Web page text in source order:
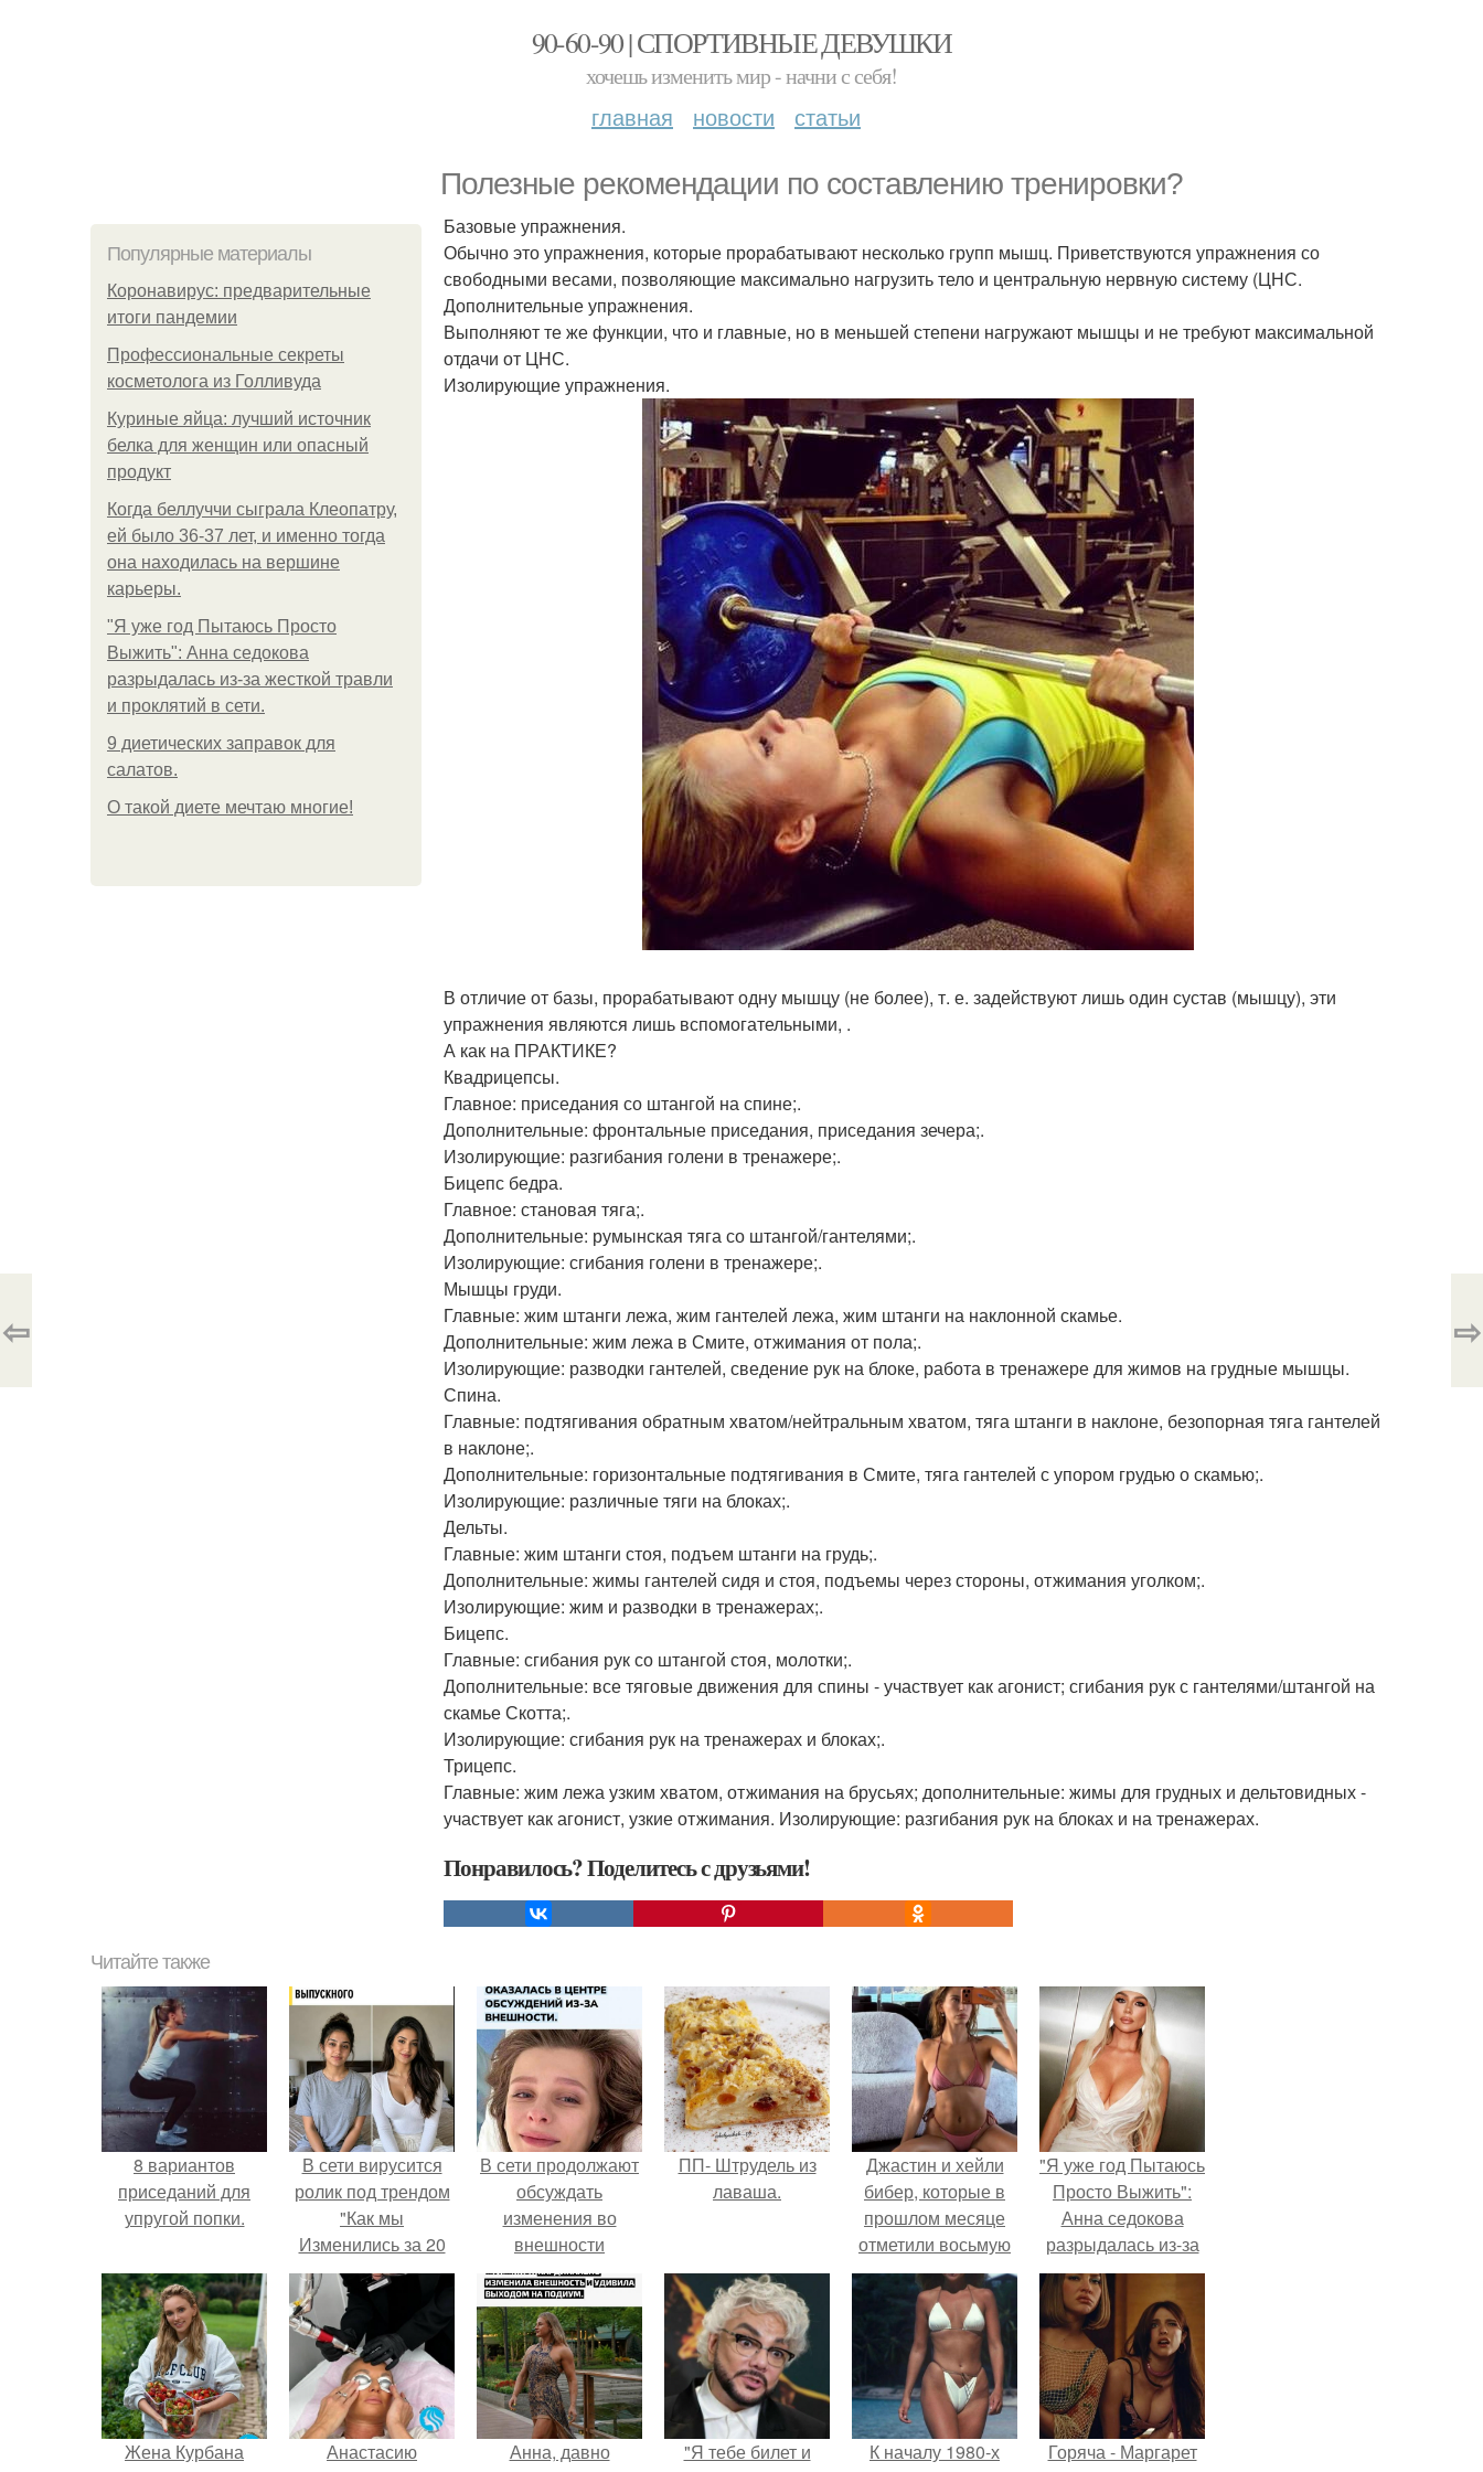
90-60-90 | СПОРТИВНЫЕ ДЕВУШКИ
хочешь изменить мир - начни с себя!
главная новости статьи
Полезные рекомендации по составлению тренировки?
Популярные материалы
Коронавирус: предварительные
итоги пандемии
Профессиональные секреты
косметолога из Голливуда
Куриные яйца: лучший источник
белка для женщин или опасный
продукт
Когда беллуччи сыграла Клеопатру,
ей было 36-37 лет, и именно тогда
она находилась на вершине
карьеры.
"Я уже год Пытаюсь Просто
Выжить": Анна седокова
разрыдалась из-за жесткой травли
и проклятий в сети.
9 диетических заправок для
салатов.
О такой диете мечтаю многие!
Базовые упражнения.
Обычно это упражнения, которые прорабатывают несколько групп мышц. Приветствуются упражнения со
свободными весами, позволяющие максимально нагрузить тело и центральную нервную систему (ЦНС.
Дополнительные упражнения.
Выполняют те же функции, что и главные, но в меньшей степени нагружают мышцы и не требуют максимальной
отдачи от ЦНС.
Изолирующие упражнения.
В отличие от базы, прорабатывают одну мышцу (не более), т. е. задействуют лишь один сустав (мышцу), эти
упражнения являются лишь вспомогательными, .
А как на ПРАКТИКЕ?
Квадрицепсы.
Главное: приседания со штангой на спине;.
Дополнительные: фронтальные приседания, приседания зечера;.
Изолирующие: разгибания голени в тренажере;.
Бицепс бедра.
Главное: становая тяга;.
Дополнительные: румынская тяга со штангой/гантелями;.
Изолирующие: сгибания голени в тренажере;.
Мышцы груди.
Главные: жим штанги лежа, жим гантелей лежа, жим штанги на наклонной скамье.
Дополнительные: жим лежа в Смите, отжимания от пола;.
Изолирующие: разводки гантелей, сведение рук на блоке, работа в тренажере для жимов на грудные мышцы.
Спина.
Главные: подтягивания обратным хватом/нейтральным хватом, тяга штанги в наклоне, безопорная тяга гантелей
в наклоне;.
Дополнительные: горизонтальные подтягивания в Смите, тяга гантелей с упором грудью о скамью;.
Изолирующие: различные тяги на блоках;.
Дельты.
Главные: жим штанги стоя, подъем штанги на грудь;.
Дополнительные: жимы гантелей сидя и стоя, подъемы через стороны, отжимания уголком;.
Изолирующие: жим и разводки в тренажерах;.
Бицепс.
Главные: сгибания рук со штангой стоя, молотки;.
Дополнительные: все тяговые движения для спины - участвует как агонист; сгибания рук с гантелями/штангой на
скамье Скотта;.
Изолирующие: сгибания рук на тренажерах и блоках;.
Трицепс.
Главные: жим лежа узким хватом, отжимания на брусьях; дополнительные: жимы для грудных и дельтовидных -
участвует как агонист, узкие отжимания. Изолирующие: разгибания рук на блоках и на тренажерах.
Понравилось? Поделитесь с друзьями!
⇦ ⇨
Читайте также
8 вариантов
приседаний для
упругой попки.
В сети вирусится
ролик под трендом
"Как мы
Изменились за 20
лет".
В сети продолжают
обсуждать
изменения во
внешности
актрисы.
ПП- Штрудель из
лаваша.
Джастин и хейли
бибер, которые в
прошлом месяце
отметили восьмую
годовщину
помолвки, показали
новые фото с
совместного
отдыха.
"Я уже год Пытаюсь
Просто Выжить":
Анна седокова
разрыдалась из-за
жесткой травли и
проклятий в сети.
Жена Курбана
Анастасию
Анна, давно
"Я тебе билет и
К началу 1980-х
Горяча - Маргарет